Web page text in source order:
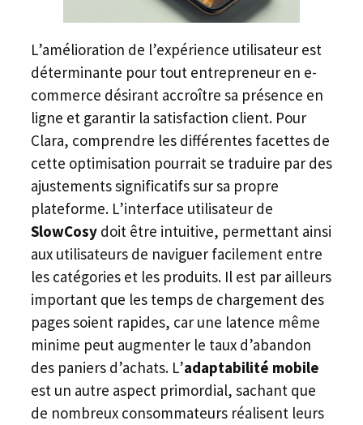
L’amélioration de l’expérience utilisateur est
déterminante pour tout entrepreneur en e-
commerce désirant accroître sa présence en
ligne et garantir la satisfaction client. Pour
Clara, comprendre les différentes facettes de
cette optimisation pourrait se traduire par des
ajustements significatifs sur sa propre
plateforme. L’interface utilisateur de
SlowCosy doit être intuitive, permettant ainsi
aux utilisateurs de naviguer facilement entre
les catégories et les produits. Il est par ailleurs
important que les temps de chargement des
pages soient rapides, car une latence même
minime peut augmenter le taux d’abandon
des paniers d’achats. L’adaptabilité mobile
est un autre aspect primordial, sachant que
de nombreux consommateurs réalisent leurs